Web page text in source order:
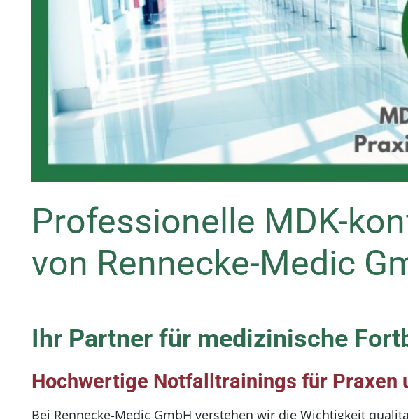
Professionelle MDK-
von Rennecke-Medic
Ihr Partner für medizinische
Hochwertige Notfalltrainings für Praxen
Bei Rennecke-Medic GmbH verstehen wir die Wichtigkeit